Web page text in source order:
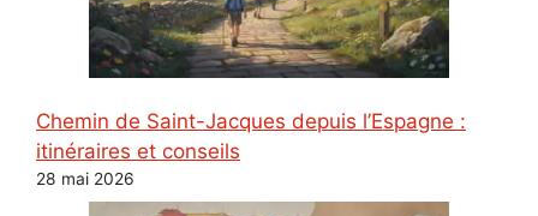
Chemin de Saint-Jacques depuis l’Espagne :
itinéraires et conseils
28 mai 2026